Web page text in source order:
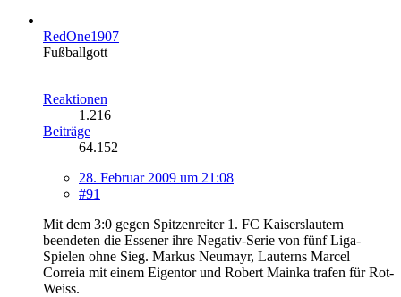
RedOne1907
Fußballgott
Reaktionen
1.216
Beiträge
64.152
28. Februar 2009 um 21:08
#91
Mit dem 3:0 gegen Spitzenreiter 1. FC Kaiserslautern
beendeten die Essener ihre Negativ-Serie von fünf Liga-
Spielen ohne Sieg. Markus Neumayr, Lauterns Marcel
Correia mit einem Eigentor und Robert Mainka trafen für Rot-
Weiss.